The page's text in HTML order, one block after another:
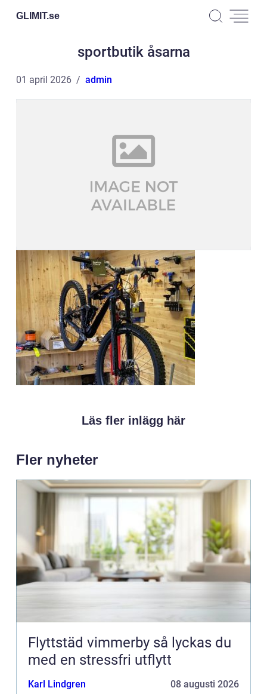
GLIMIT.se
sportbutik åsarna
01 april 2026 admin
Läs fler inlägg här
Fler nyheter
Flyttstäd vimmerby så lyckas du
med en stressfri utflytt
Karl Lindgren 08 augusti 2026